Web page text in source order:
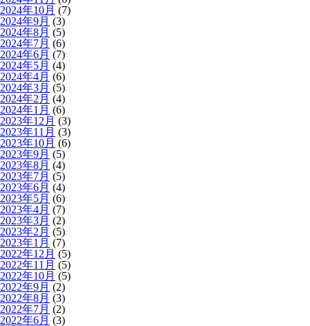
2024年10月 (7)
2024年9月 (3)
2024年8月 (5)
2024年7月 (6)
2024年6月 (7)
2024年5月 (4)
2024年4月 (6)
2024年3月 (5)
2024年2月 (4)
2024年1月 (6)
2023年12月 (3)
2023年11月 (3)
2023年10月 (6)
2023年9月 (5)
2023年8月 (4)
2023年7月 (5)
2023年6月 (4)
2023年5月 (6)
2023年4月 (7)
2023年3月 (2)
2023年2月 (5)
2023年1月 (7)
2022年12月 (5)
2022年11月 (5)
2022年10月 (5)
2022年9月 (2)
2022年8月 (3)
2022年7月 (2)
2022年6月 (3)